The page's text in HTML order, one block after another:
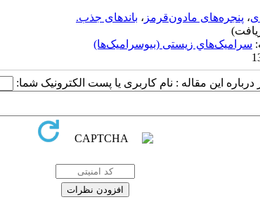
، پنجره‌های مادون‌‌قرمز ، باندهای جذب.
سراميک‌هاي زیستی (بیوسرامیک‌ها)
درباره این مقاله : نام کاربری یا پست الکترونیک شما: